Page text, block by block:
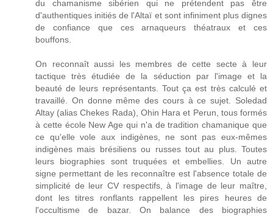
du chamanisme sibérien qui ne prétendent pas être
d'authentiques initiés de l'Altaï et sont infiniment plus dignes
de confiance que ces arnaqueurs théatraux et ces
bouffons.
On reconnaît aussi les membres de cette secte à leur
tactique très étudiée de la séduction par l'image et la
beauté de leurs représentants. Tout ça est très calculé et
travaillé. On donne même des cours à ce sujet. Soledad
Altay (alias Chekes Rada), Ohin Hara et Perun, tous formés
à cette école New Age qui n'a de tradition chamanique que
ce qu'elle vole aux indigènes, ne sont pas eux-mêmes
indigènes mais brésiliens ou russes tout au plus. Toutes
leurs biographies sont truquées et embellies. Un autre
signe permettant de les reconnaître est l'absence totale de
simplicité de leur CV respectifs, à l'image de leur maître,
dont les titres ronflants rappellent les pires heures de
l'occultisme de bazar. On balance des biographies